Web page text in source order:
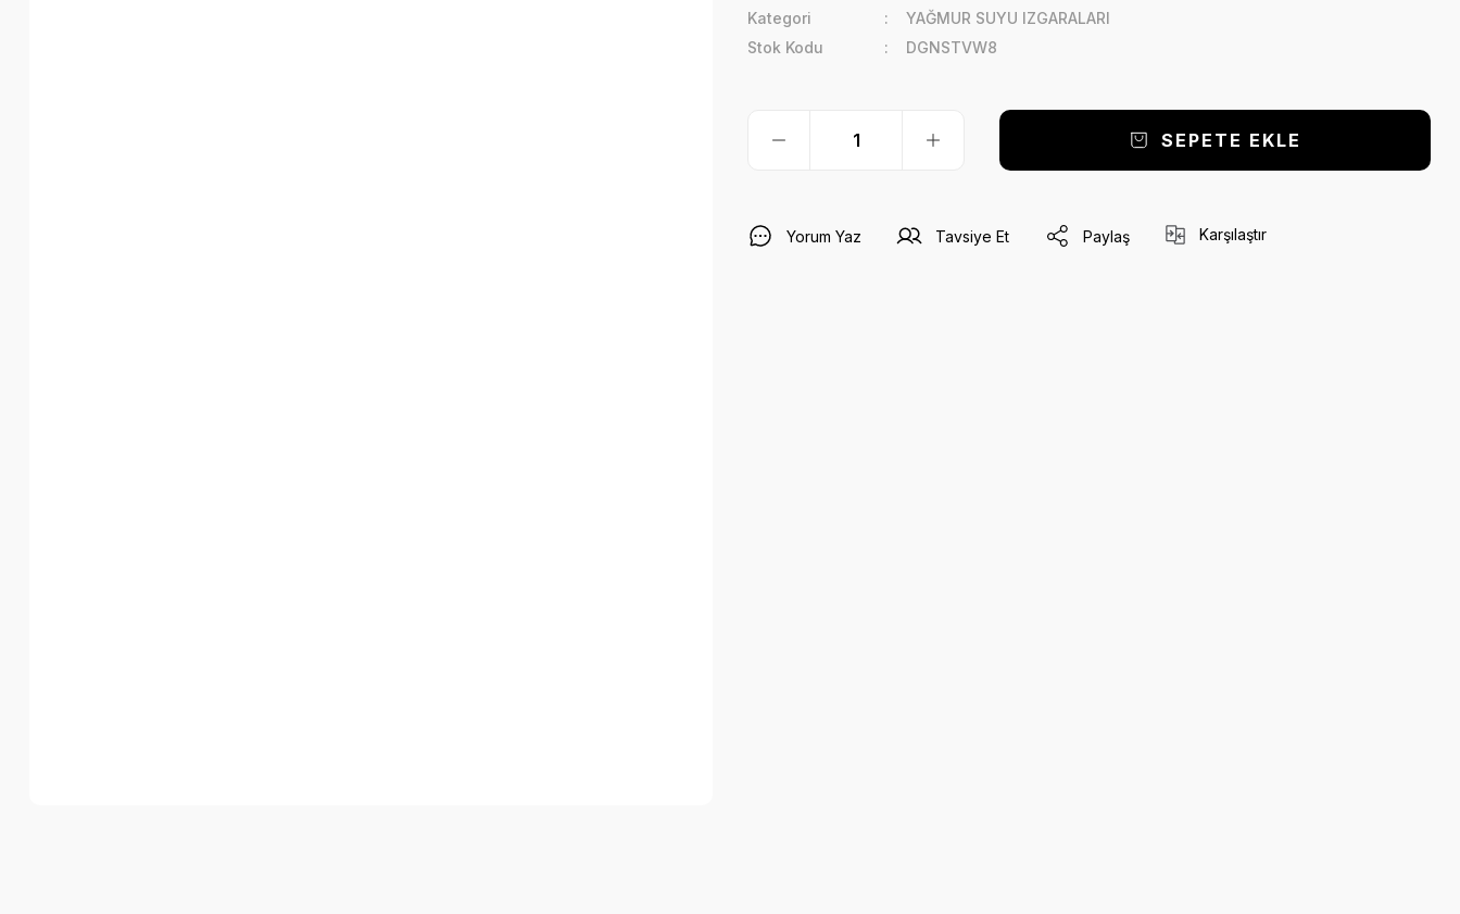
Kategori
YAĞMUR SUYU IZGARALARI
Stok Kodu
DGNSTVW8
SEPETE EKLE
Yorum Yaz Tavsiye Et Paylaş Karşılaştır